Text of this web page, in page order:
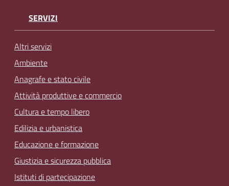
SERVIZI
Altri servizi
Ambiente
Anagrafe e stato civile
Attività produttive e commercio
Cultura e tempo libero
Edilizia e urbanistica
Educazione e formazione
Giustizia e sicurezza pubblica
Istituti di partecipazione